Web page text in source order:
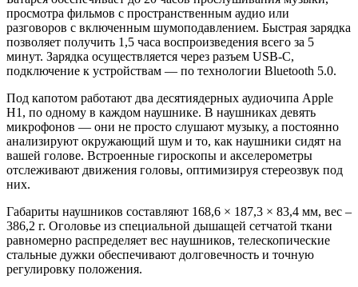
просмотра фильмов с пространственным аудио или
разговоров с включенным шумоподавлением. Быстрая зарядка
позволяет получить 1,5 часа воспроизведения всего за 5
минут. Зарядка осуществляется через разъем USB-C,
подключение к устройствам — по технологии Bluetooth 5.0.
Под капотом работают два десятиядерных аудиочипа Apple
H1, по одному в каждом наушнике. В наушниках девять
микрофонов — они не просто слушают музыку, а постоянно
анализируют окружающий шум и то, как наушники сидят на
вашей голове. Встроенные гироскопы и акселерометры
отслеживают движения головы, оптимизируя стереозвук под
них.
Габариты наушников составляют 168,6 × 187,3 × 83,4 мм, вес –
386,2 г. Оголовье из специальной дышащей сетчатой ткани
равномерно распределяет вес наушников, телескопические
стальные дужки обеспечивают долговечность и точную
регулировку положения.